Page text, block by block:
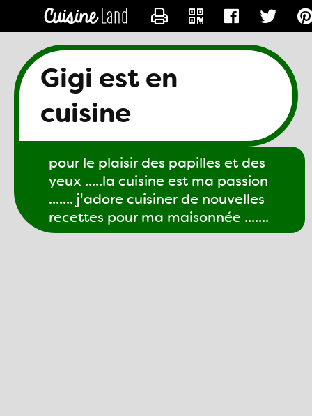
Gigi est en
cuisine
pour le plaisir des papilles et des
yeux .....la cuisine est ma passion
....... j'adore cuisiner de nouvelles
recettes pour ma maisonnée .......
CONTACTER GIGI61